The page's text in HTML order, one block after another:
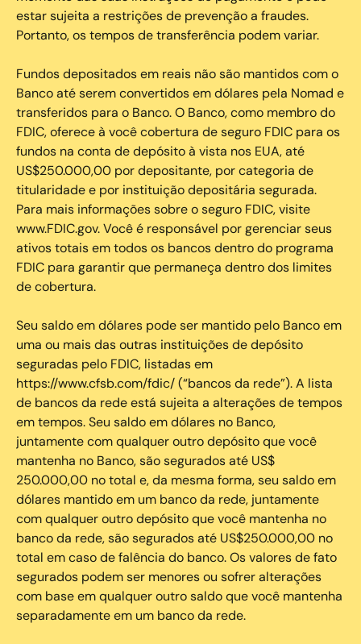
estar sujeita a restrições de prevenção a fraudes.
Portanto, os tempos de transferência podem variar.
Fundos depositados em reais não são mantidos com o
Banco até serem convertidos em dólares pela Nomad e
transferidos para o Banco. O Banco, como membro do
FDIC, oferece à você cobertura de seguro FDIC para os
fundos na conta de depósito à vista nos EUA, até
US$250.000,00 por depositante, por categoria de
titularidade e por instituição depositária segurada.
Para mais informações sobre o seguro FDIC, visite
www.FDIC.gov. Você é responsável por gerenciar seus
ativos totais em todos os bancos dentro do programa
FDIC para garantir que permaneça dentro dos limites
de cobertura.
Seu saldo em dólares pode ser mantido pelo Banco em
uma ou mais das outras instituições de depósito
seguradas pelo FDIC, listadas em
https://www.cfsb.com/fdic/ (“bancos da rede”). A lista
de bancos da rede está sujeita a alterações de tempos
em tempos. Seu saldo em dólares no Banco,
juntamente com qualquer outro depósito que você
mantenha no Banco, são segurados até US$
250.000,00 no total e, da mesma forma, seu saldo em
dólares mantido em um banco da rede, juntamente
com qualquer outro depósito que você mantenha no
banco da rede, são segurados até US$250.000,00 no
total em caso de falência do banco. Os valores de fato
segurados podem ser menores ou sofrer alterações
com base em qualquer outro saldo que você mantenha
separadamente em um banco da rede.